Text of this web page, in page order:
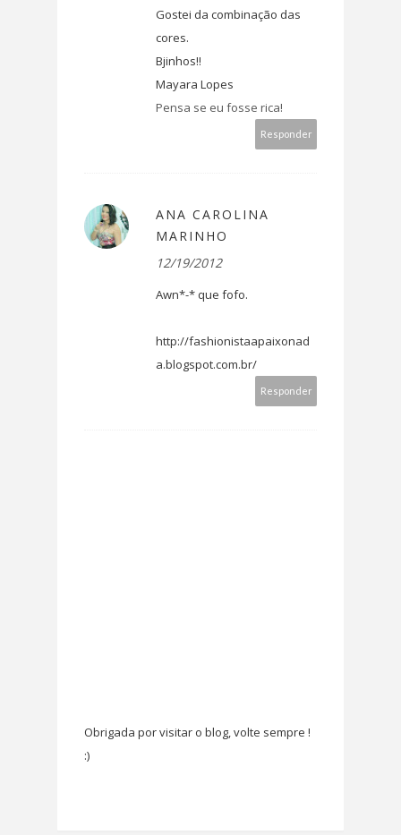
Gostei da combinação das
cores.
Bjinhos!!
Mayara Lopes
Pensa se eu fosse rica!
Responder
ANA CAROLINA
MARINHO
12/19/2012
Awn*-* que fofo.
http://fashionistaapaixonad
a.blogspot.com.br/
Responder
Obrigada por visitar o blog, volte sempre !
:)